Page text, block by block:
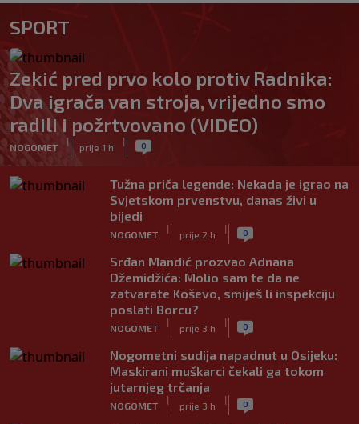
SPORT
Zekić pred prvo kolo protiv Radnika:
Dva igrača van stroja, vrijedno smo
radili i požrtvovano (VIDEO)
NOGOMET
|
prije 1 h
| 0
Tužna priča legende: Nekada je igrao na
Svjetskom prvenstvu, danas živi u
bijedi
NOGOMET
|
prije 2 h
| 0
Srđan Mandić prozvao Adnana
Džemidžića: Molio sam te da ne
zatvarate Koševo, smiješ li inspekciju
poslati Borcu?
NOGOMET
|
prije 3 h
| 0
Nogometni sudija napadnut u Osijeku:
Maskirani muškarci čekali ga tokom
jutarnjeg trčanja
NOGOMET
|
prije 3 h
| 0